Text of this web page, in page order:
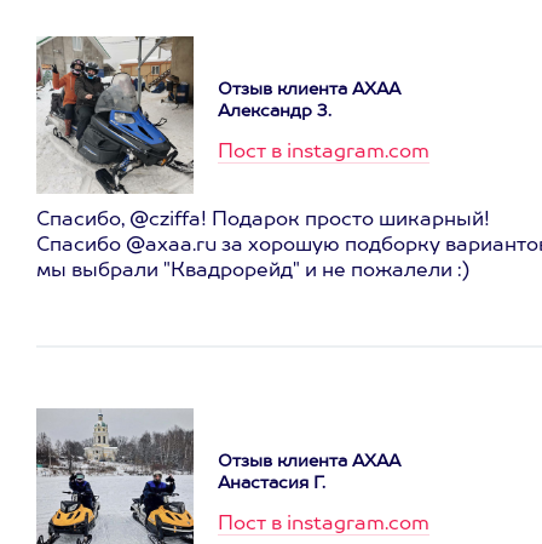
Отзыв клиента АХАА
Александр З.
Пост в instagram.com
Спасибо, @cziffa! Подарок просто шикарный!
Спасибо @axaa.ru за хорошую подборку
мы выбрали "Квадрорейд" и не пожалели :)
Отзыв клиента АХАА
Анастасия Г.
Пост в instagram.com